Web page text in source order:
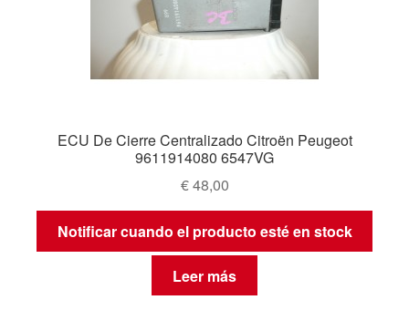
ECU De Cierre Centralizado Citroën Peugeot
9611914080 6547VG
€48,00
Notificar cuando el producto esté en stock
Leer más